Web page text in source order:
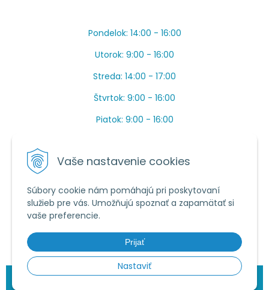
Vaše nastavenie cookies
Súbory cookie nám pomáhajú pri poskytovaní
služieb pre vás. Umožňujú spoznať a zapamätať si
vaše preferencie.
Prijať
Nastaviť
Pondelok: 14:00 - 16:00
Utorok: 9:00 - 16:00
Streda: 14:00 - 17:00
Štvrtok: 9:00 - 16:00
Piatok: 9:00 - 16:00
Máme toho veľa v sezóne, ak sa nedovoláte, píšte
prosím mail.
Tel.:034 / 20 20 444
E-mail:objednavky@vcelieule-bozik.sk
© 2026 Včelárske potreby | Božík •NextShop&e-shop Pohoda